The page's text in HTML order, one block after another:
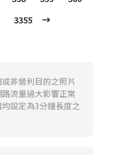
3355
非營利目的之照片
流量過大影響正常
設定為3分鐘長度之